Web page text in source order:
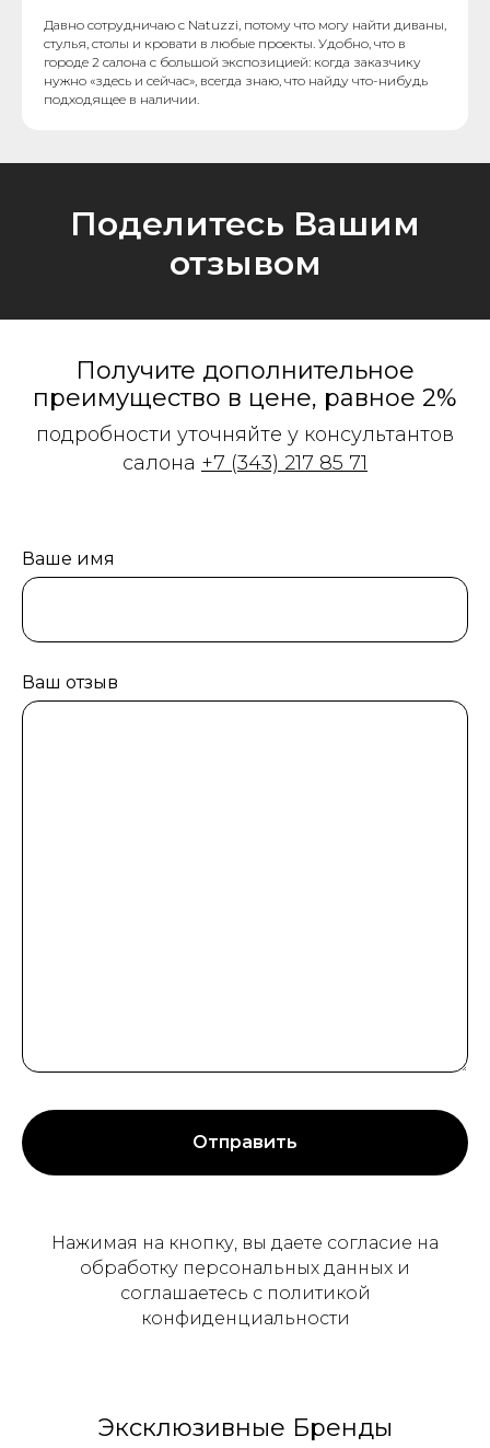
Давно сотрудничаю с Natuzzi, потому что могу найти диваны,
стулья, столы и кровати в любые проекты. Удобно, что в
городе 2 салона с большой экспозицией: когда заказчику
нужно «здесь и сейчас», всегда знаю, что найду что-нибудь
подходящее в наличии.
Поделитесь Вашим
отзывом
Получите дополнительное
преимущество в цене, равное 2%
подробности уточняйте у консультантов
салона +7 (343) 217 85 71
Ваше имя
Ваш отзыв
Отправить
Нажимая на кнопку, вы даете согласие на
обработку персональных данных и
соглашаетесь c политикой
конфиденциальности
Эксклюзивные Бренды